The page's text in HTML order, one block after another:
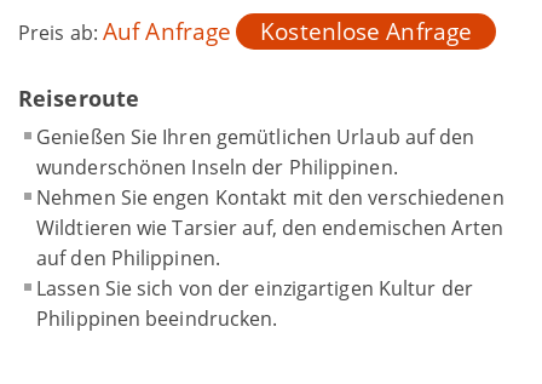
Preis ab: Auf Anfrage Kostenlose Anfrage
Reiseroute
Genießen Sie Ihren gemütlichen Urlaub auf den
wunderschönen Inseln der Philippinen.
Nehmen Sie engen Kontakt mit den verschiedenen
Wildtieren wie Tarsier auf, den endemischen Arten
auf den Philippinen.
Lassen Sie sich von der einzigartigen Kultur der
Philippinen beeindrucken.